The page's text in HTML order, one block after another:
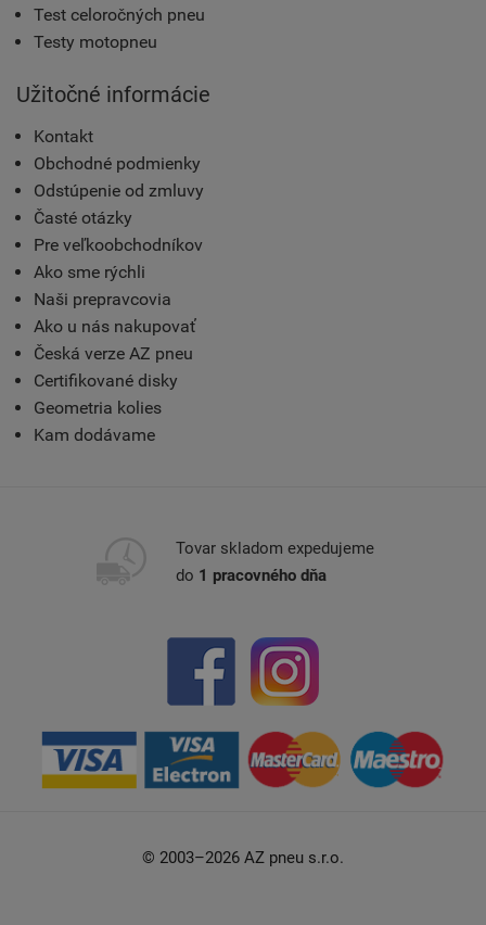
Test celoročných pneu
Testy motopneu
Užitočné informácie
Kontakt
Obchodné podmienky
Odstúpenie od zmluvy
Časté otázky
Pre veľkoobchodníkov
Ako sme rýchli
Naši prepravcovia
Ako u nás nakupovať
Česká verze AZ pneu
Certifikované disky
Geometria kolies
Kam dodávame
Tovar skladom expedujeme
do 1 pracovného dňa
© 2003–2026 AZ pneu s.r.o.